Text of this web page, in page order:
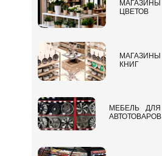
МАГАЗИНЫ
ЦВЕТОВ
МАГАЗИНЫ
КНИГ
МЕБЕЛЬ ДЛЯ
АВТОТОВАРОВ